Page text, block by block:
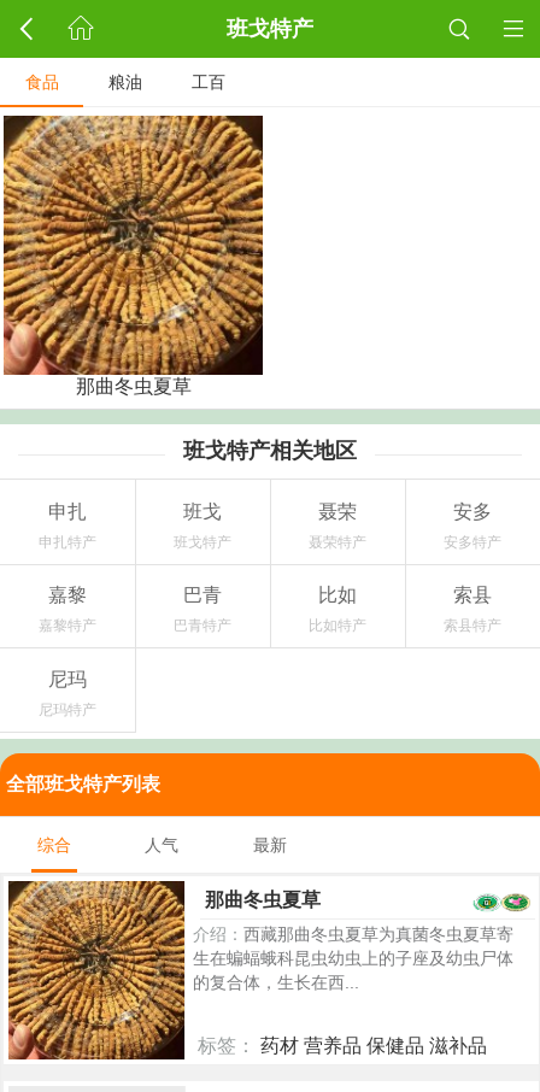
班戈特产
食品 粮油 工百
那曲冬虫夏草
班戈特产相关地区
申扎
申扎特产
班戈
班戈特产
聂荣
聂荣特产
安多
安多特产
嘉黎
嘉黎特产
巴青
巴青特产
比如
比如特产
索县
索县特产
尼玛
尼玛特产
全部班戈特产列表
综合 人气 最新
那曲冬虫夏草
介绍： 西藏那曲冬虫夏草为真菌冬虫夏草寄
生在蝙蝠蛾科昆虫幼虫上的子座及幼虫尸体
的复合体，生长在西...
标签： 药材 营养品 保健品 滋补品